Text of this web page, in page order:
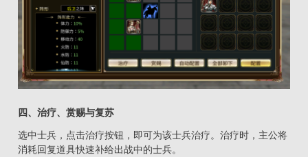
四、治疗、赏赐与复苏
选中士兵，点击治疗按钮，即可为该士兵治疗。治疗时，主公将
消耗回复道具快速补给出战中的士兵。